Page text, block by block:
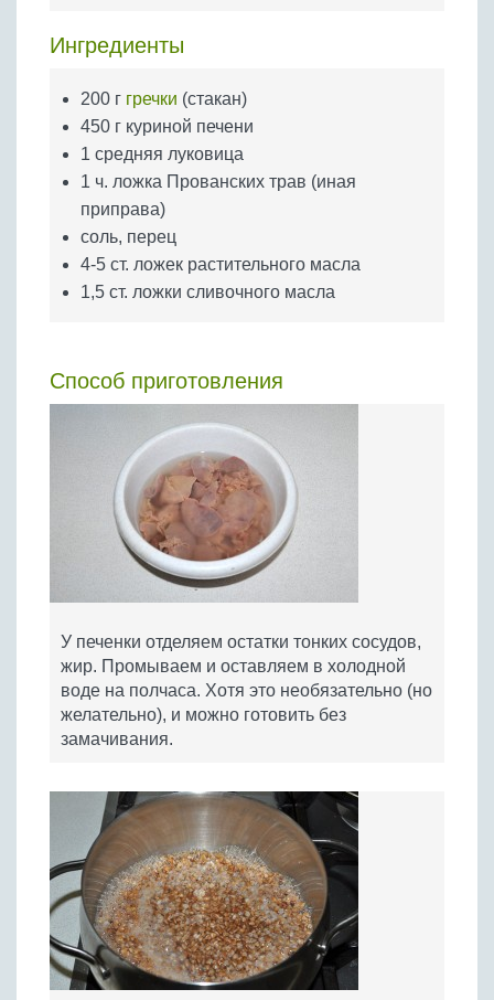
Яйца
Ингредиенты
200 г гречки (стакан)
450 г куриной печени
1 средняя луковица
1 ч. ложка Прованских трав (иная
приправа)
соль, перец
4-5 ст. ложек растительного масла
1,5 ст. ложки сливочного масла
Способ приготовления
У печенки отделяем остатки тонких сосудов,
жир. Промываем и оставляем в холодной
воде на полчаса. Хотя это необязательно (но
желательно), и можно готовить без
замачивания.